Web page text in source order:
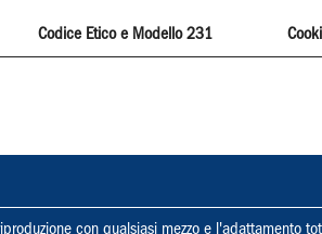
Codice Etico e Modello 231
con qualsiasi mezzo e l'adattamento